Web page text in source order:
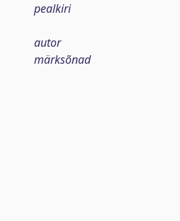
pealkiri
autor
märksõnad